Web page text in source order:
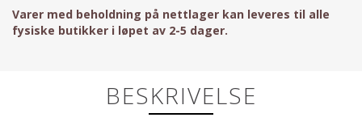
Varer med beholdning på nettlager kan leveres til alle
fysiske butikker i løpet av 2-5 dager.
BESKRIVELSE